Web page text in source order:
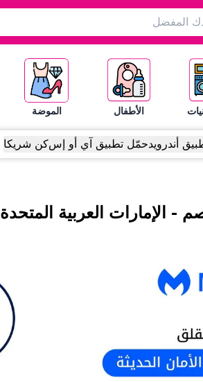
الأطفال الموضة
أندرويدحمّل تطبيق آي أو إسكن شريكا
- الإمارات العربية المتحدة